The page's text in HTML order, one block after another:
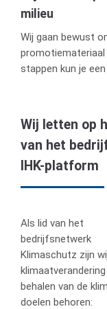
milieu
Wij gaan bewust
stappen kun je
Wij letten op
van het
IHK-platform
Als lid van het
bedrijfsnetwerk
Klimaschutz zijn
behalen van de
doelen behoren: